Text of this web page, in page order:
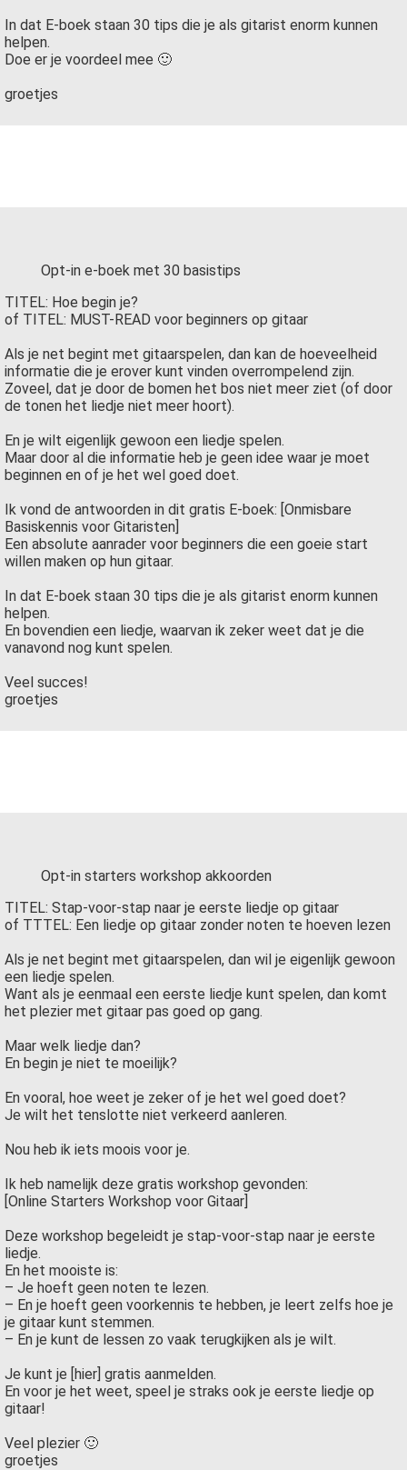
In dat E-boek staan 30 tips die je als gitarist enorm kunnen
helpen.
Doe er je voordeel mee 🙂
groetjes
Opt-in e-boek met 30 basistips
TITEL: Hoe begin je?
of TITEL: MUST-READ voor beginners op gitaar
Als je net begint met gitaarspelen, dan kan de hoeveelheid
informatie die je erover kunt vinden overrompelend zijn.
Zoveel, dat je door de bomen het bos niet meer ziet (of door
de tonen het liedje niet meer hoort).
En je wilt eigenlijk gewoon een liedje spelen.
Maar door al die informatie heb je geen idee waar je moet
beginnen en of je het wel goed doet.
Ik vond de antwoorden in dit gratis E-boek: [Onmisbare
Basiskennis voor Gitaristen]
Een absolute aanrader voor beginners die een goeie start
willen maken op hun gitaar.
In dat E-boek staan 30 tips die je als gitarist enorm kunnen
helpen.
En bovendien een liedje, waarvan ik zeker weet dat je die
vanavond nog kunt spelen.
Veel succes!
groetjes
Opt-in starters workshop akkoorden
TITEL: Stap-voor-stap naar je eerste liedje op gitaar
of TTTEL: Een liedje op gitaar zonder noten te hoeven lezen
Als je net begint met gitaarspelen, dan wil je eigenlijk gewoon
een liedje spelen.
Want als je eenmaal een eerste liedje kunt spelen, dan komt
het plezier met gitaar pas goed op gang.
Maar welk liedje dan?
En begin je niet te moeilijk?
En vooral, hoe weet je zeker of je het wel goed doet?
Je wilt het tenslotte niet verkeerd aanleren.
Nou heb ik iets moois voor je.
Ik heb namelijk deze gratis workshop gevonden:
[Online Starters Workshop voor Gitaar]
Deze workshop begeleidt je stap-voor-stap naar je eerste
liedje.
En het mooiste is:
– Je hoeft geen noten te lezen.
– En je hoeft geen voorkennis te hebben, je leert zelfs hoe je
je gitaar kunt stemmen.
– En je kunt de lessen zo vaak terugkijken als je wilt.
Je kunt je [hier] gratis aanmelden.
En voor je het weet, speel je straks ook je eerste liedje op
gitaar!
Veel plezier 🙂
groetjes